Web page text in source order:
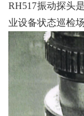
RH517振动探头
业设备状态巡检场